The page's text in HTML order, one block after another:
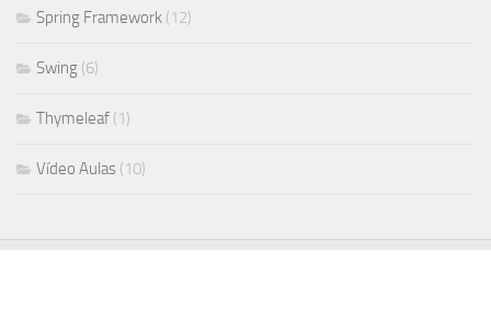
Spring Framework (12)
Swing (6)
Thymeleaf (1)
Vídeo Aulas (10)